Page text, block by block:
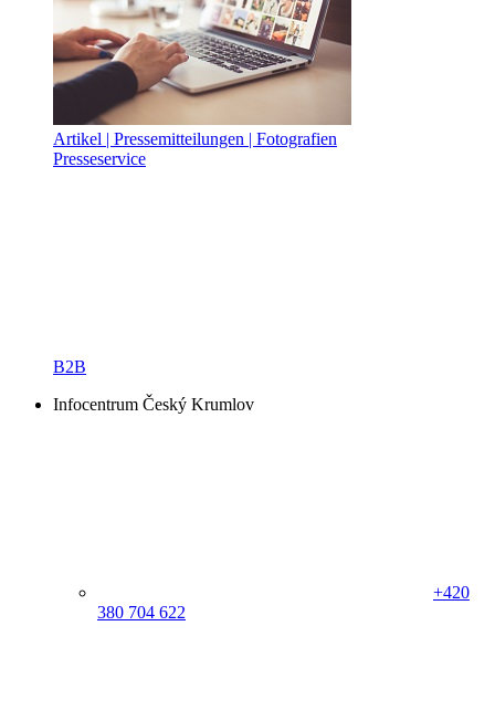
Artikel | Pressemitteilungen | Fotografien
Presseservice
B2B
Infocentrum Český Krumlov
+420
380 704 622